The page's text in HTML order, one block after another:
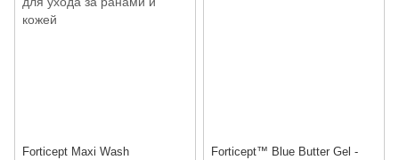
Forticept Maxi Wash
Forticept™ Blue Butter Gel -